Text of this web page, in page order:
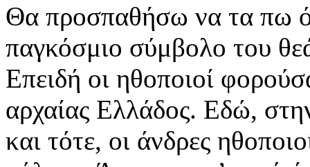
Θα προσπαθήσω να τα πω
παγκόσμιο σύμβολο του
Επειδή οι ηθοποιοί
αρχαίας Ελλάδος. Εδώ,
και τότε, οι άνδρες